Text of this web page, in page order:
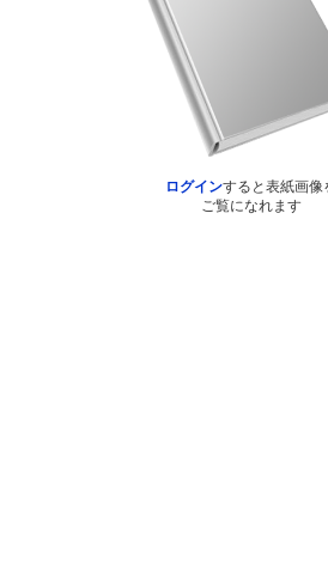
ログインすると表紙画像
ご覧になれます